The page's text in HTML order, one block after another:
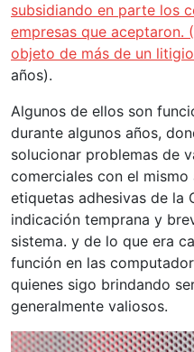
subsidiando en parte los
empresas que aceptaron.
objeto de más de un litigio
años).
Algunos de ellos son
durante algunos años,
solucionar problemas de
comerciales con el
etiquetas adhesivas de la
indicación temprana y
sistema. y de lo que era
función en las
quienes sigo brindando
generalmente valiosos.